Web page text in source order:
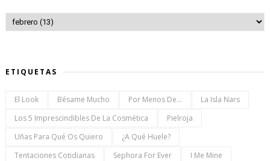
ETIQUETAS
El Look Bésame Mucho Por Menos De...
La Isla Nars
Los 5 Imprescindibles De La Cosmética
Pielroja
Uñas Para Qué Os Quiero
¿a Qué Huele?
Tentaciones Cotidianas
Sephora For Ever
I Me Mine